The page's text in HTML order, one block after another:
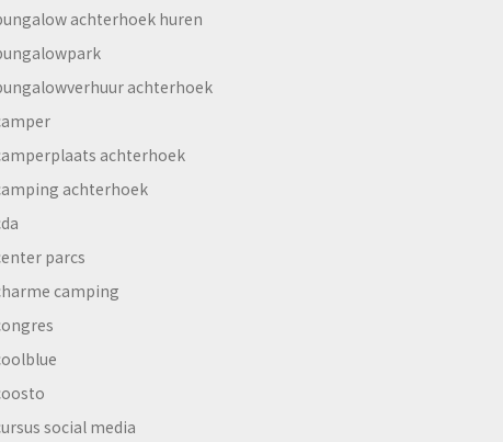
achterhoek huren
achterhoek
achterhoek
achterhoek
parcs
camping
social media